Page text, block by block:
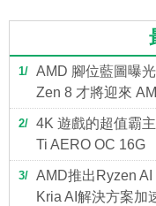
1
AMD 腳位藍圖曝
Zen 8 才將迎來
2
4K 遊戲的超值霸
Ti AERO OC 16G
3
AMD推出Ryzen
Kria AI解決方案加